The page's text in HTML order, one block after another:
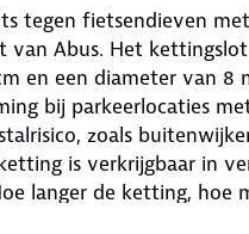
tegen fietsendieven
van Abus. Het
en een diameter van 8
bij parkeerlocaties
zoals
is verkrijgbaar in
langer de ketting, hoe